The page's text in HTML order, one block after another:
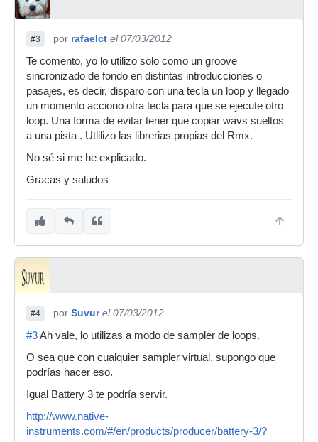
#3 por rafaelct el 07/03/2012
Te comento, yo lo utilizo solo como un groove
sincronizado de fondo en distintas introducciones o
pasajes, es decir, disparo con una tecla un loop y llegado
un momento acciono otra tecla para que se ejecute otro
loop. Una forma de evitar tener que copiar wavs sueltos
a una pista . Utlilizo las librerias propias del Rmx.
No sé si me he explicado.
Gracas y saludos
#4 por Suvur el 07/03/2012
#3Ah vale, lo utilizas a modo de sampler de loops.
O sea que con cualquier sampler virtual, supongo que
podrías hacer eso.
Igual Battery 3 te podría servir.
http://www.native-
instruments.com/#/en/products/producer/battery-3/?